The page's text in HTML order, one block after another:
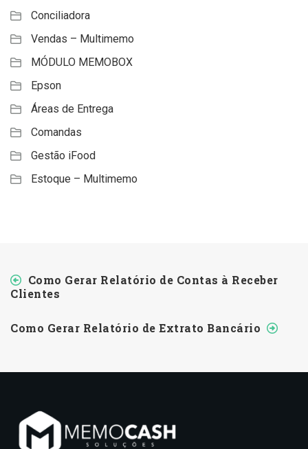
Conciliadora
Vendas – Multimemo
MÓDULO MEMOBOX
Epson
Áreas de Entrega
Comandas
Gestão iFood
Estoque – Multimemo
Como Gerar Relatório de Contas à Receber
Clientes
Como Gerar Relatório de Extrato Bancário